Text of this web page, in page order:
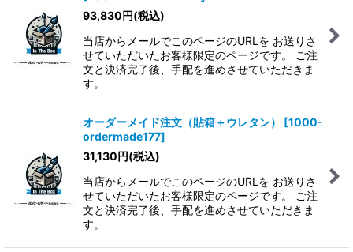
93,830円(税込)
当店からメールでこのページのURLを お送りさ
せていただいたお客様限定のページです。 ご注
文と決済完了後、手配を進めさせていただきま
す。
オーダーメイド注文（貼箱＋ウレタン） [1000-
ordermade177]
31,130円(税込)
当店からメールでこのページのURLを お送りさ
せていただいたお客様限定のページです。 ご注
文と決済完了後、手配を進めさせていただきま
す。